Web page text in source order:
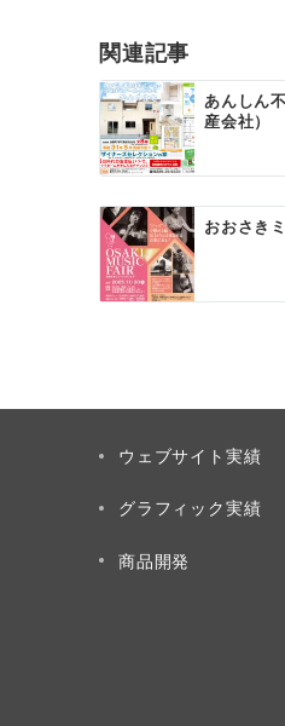
ゲ
ー
シ
ョ
ン
関連記事
あんしん
産会社）
おおさき
ウェブサイト実績
グラフィック実績
商品開発